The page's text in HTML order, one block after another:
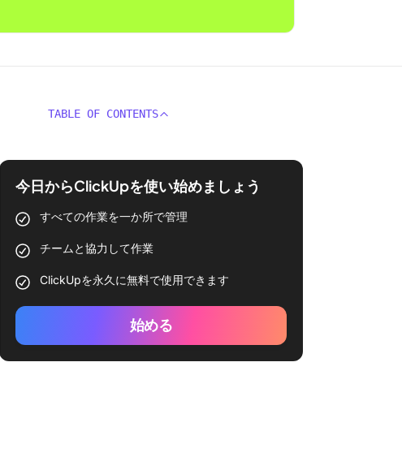
TABLE OF CONTENTS
今日からClickUpを使い始めましょう
すべての作業を一か所で管理
チームと協力して作業
ClickUpを永久に無料で使用できます
始める